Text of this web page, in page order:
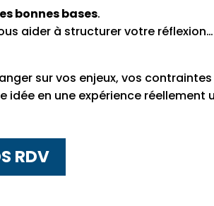
bonnes bases.
aider à structurer votre
sur vos enjeux, vos
en une expérience réellement
RDV